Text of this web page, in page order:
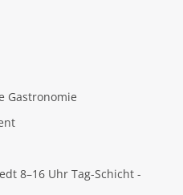
Gastronomie
8–16 Uhr Tag-Schicht -